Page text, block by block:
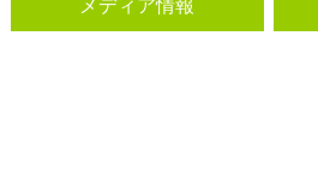
メディア情報